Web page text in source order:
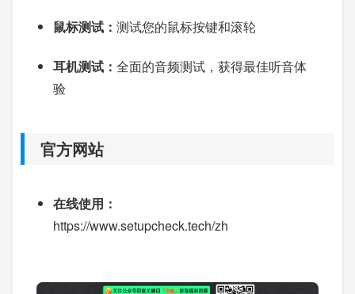
鼠标测试： 测试您的鼠标按键和滚轮
耳机测试： 全面的音频测试，获得最佳听音体
验
官方网站
在线使用：
https://www.setupcheck.tech/zh